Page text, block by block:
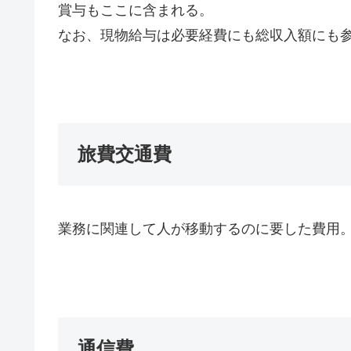
賞与もここに含まれる。
なお、現物給与は必要経費にも総収入額にも
旅費交通費
業務に関連して人が移動するのに要した費用。